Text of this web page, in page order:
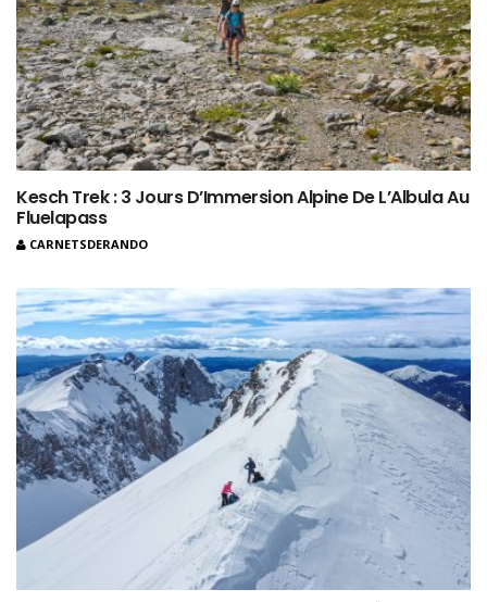
Kesch Trek : 3 Jours D’Immersion Alpine De L’Albula Au
Fluelapass
CARNETSDERANDO